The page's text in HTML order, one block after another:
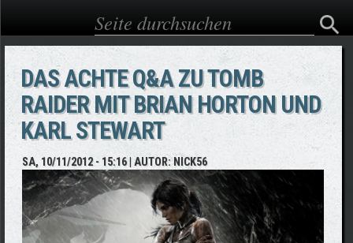
Suchformular
Suche
DAS ACHTE Q&A ZU TOMB
RAIDER MIT BRIAN HORTON UND
KARL STEWART
SA, 10/11/2012 - 15:16| AUTOR: NICK56